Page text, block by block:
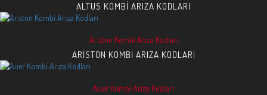
ALTUS KOMBI ARIZA KODLARI
Ariston Kombi Arıza Kodları
ARISTON KOMBI ARIZA KODLARI
Auer Kombi Arıza Kodları